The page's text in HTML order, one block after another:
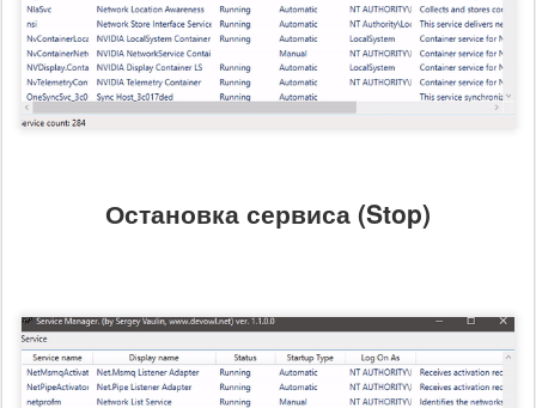
Остановка сервиса (Stop)